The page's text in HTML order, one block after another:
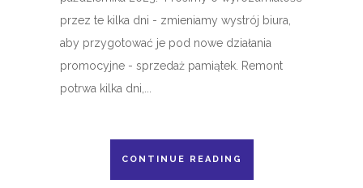
przez te kilka dni - zmieniamy wystrój biura,
aby przygotować je pod nowe działania
promocyjne - sprzedaż pamiątek. Remont
potrwa kilka dni,...
CONTINUE READING